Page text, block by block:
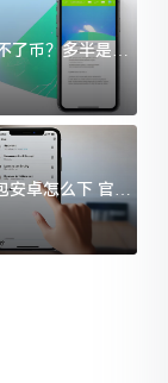
币？多半是这
没处理好
卓怎么下 官方
避坑指南